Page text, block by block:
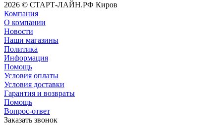
2026 © СТАРТ-ЛАЙН.РФ Киров
Компания
О компании
Новости
Наши магазины
Политика
Информация
Помощь
Условия оплаты
Условия доставки
Гарантия и возвраты
Помощь
Вопрос-ответ
Заказать звонок